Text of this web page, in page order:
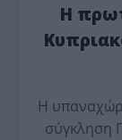
Η
Η
σύγκληση